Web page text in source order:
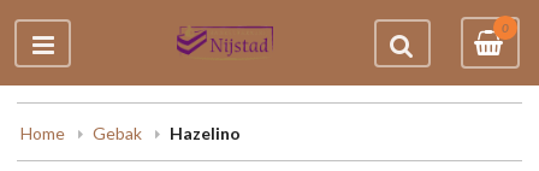
0
Home Gebak Hazelino